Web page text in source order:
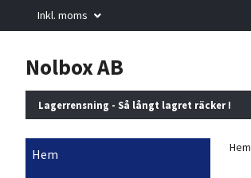
Inkl. moms
Nolbox AB
Lagerrensning - Så långt lagret räcker !
Hem Hem